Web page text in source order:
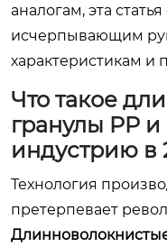
аналогам, эта
исчерпывающим
характеристикам и
Что такое
гранулы PP
индустрию в
Технология
претерпевает